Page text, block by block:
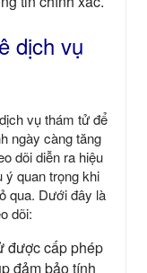
dịch vụ
vụ thám tử để
ngày càng tăng
dõi diễn ra hiệu
ý quan trọng khi
qua. Dưới đây là
dõi:
được cấp phép
đảm bảo tính